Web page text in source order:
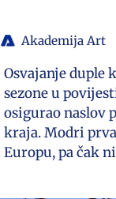
Akademija Art
Osvajanje duple
sezone u
osigurao naslov
kraja. Modri
Europu, pa čak